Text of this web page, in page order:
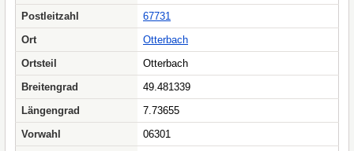
Postleitzahl
67731
Ort
Otterbach
Ortsteil
Otterbach
Breitengrad
49.481339
Längengrad
7.73655
Vorwahl
06301